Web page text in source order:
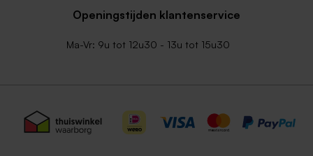
Lange envelop zilver metallic
Openingstijden klantenservice
Ma-Vr: 9u tot 12u30 - 13u tot 15u30